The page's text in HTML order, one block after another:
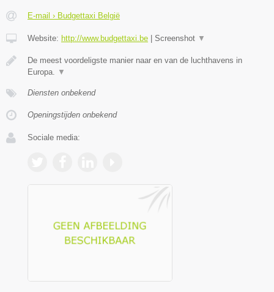
E-mail › Budgettaxi België
Website: http://www.budgettaxi.be Screenshot ▼
De meest voordeligste manier naar en van de luchthavens in
Europa.
▼
Diensten onbekend
Openingstijden onbekend
Sociale media: